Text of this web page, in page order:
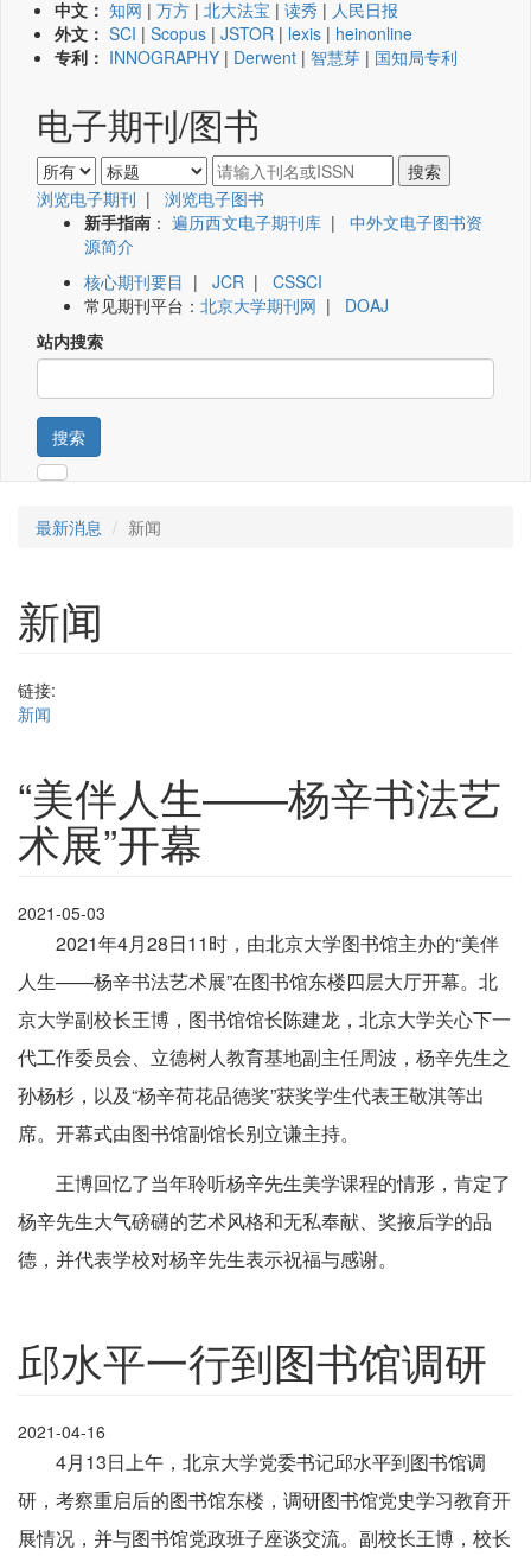
中文： 知网 | 万方 | 北大法宝 | 读秀 | 人民日报
外文： SCI | Scopus | JSTOR | lexis | heinonline
专利： INNOGRAPHY | Derwent | 智慧芽 | 国知局专利
电子期刊/图书
浏览电子期刊 | 浏览电子图书
新手指南 ： 遍历西文电子期刊库 | 中外文电子图书资
源简介
核心期刊要目 | JCR | CSSCI
常见期刊平台： 北京大学期刊网 | DOAJ
站内搜索
搜索
最新消息 新闻
新闻
链接:
新闻
“美伴人生——杨辛书法艺
术展”开幕
2021-05-03
2021年4月28日11时，由北京大学图书馆主办的“美伴
人生——杨辛书法艺术展”在图书馆东楼四层大厅开幕。北
京大学副校长王博，图书馆馆长陈建龙，北京大学关心下一
代工作委员会、立德树人教育基地副主任周波，杨辛先生之
孙杨杉，以及“杨辛荷花品德奖”获奖学生代表王敬淇等出
席。开幕式由图书馆副馆长别立谦主持。
王博回忆了当年聆听杨辛先生美学课程的情形，肯定了
杨辛先生大气磅礴的艺术风格和无私奉献、奖掖后学的品
德，并代表学校对杨辛先生表示祝福与感谢。
邱水平一行到图书馆调研
2021-04-16
4月13日上午，北京大学党委书记邱水平到图书馆调
研，考察重启后的图书馆东楼，调研图书馆党史学习教育开
展情况，并与图书馆党政班子座谈交流。副校长王博，校长